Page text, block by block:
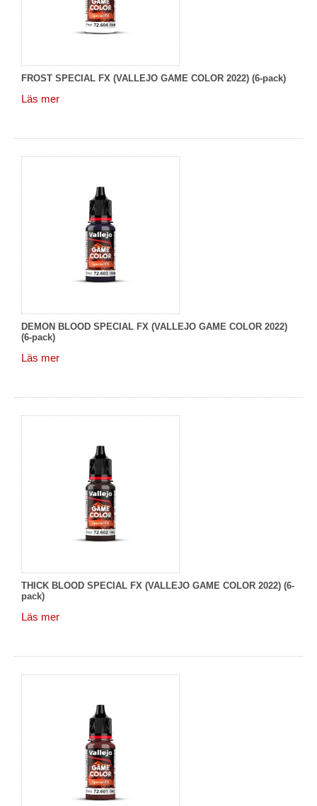
FROST SPECIAL FX (VALLEJO GAME COLOR 2022) (6-pack)
Läs mer
DEMON BLOOD SPECIAL FX (VALLEJO GAME COLOR 2022)
(6-pack)
Läs mer
THICK BLOOD SPECIAL FX (VALLEJO GAME COLOR 2022) (6-
pack)
Läs mer